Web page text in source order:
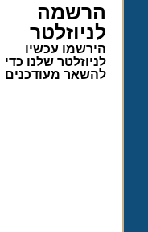
הרשמה
לניוזלטר
הירשמו עכשיו
לניוזלטר שלנו כדי
להשאר מעודכנים